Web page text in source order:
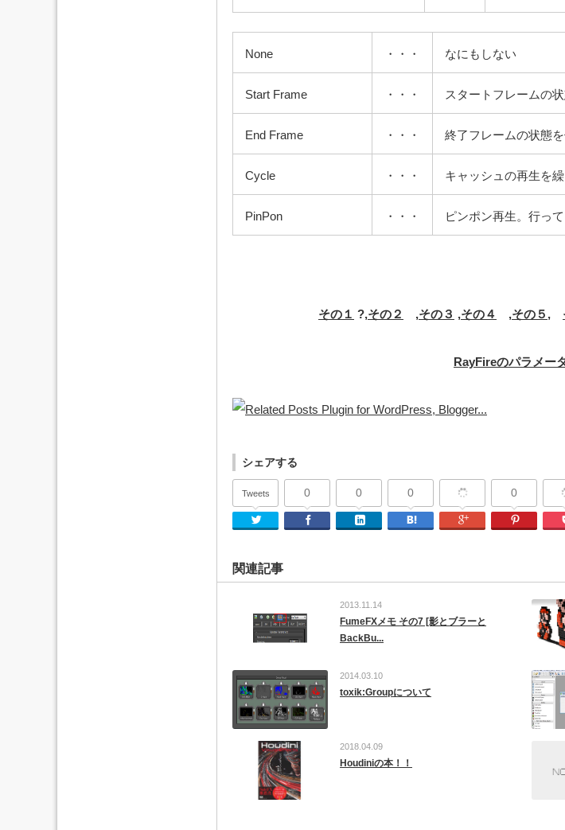
None ・・・ なにもしない
Start Frame ・・・ スタートフレームの
End Frame ・・・ 終了フレームの状態
Cycle ・・・ キャッシュの再生を
PinPon ・・・ ピンポン再生。行っ
その１ ?,その２ ,その３ ,その４ ,その５ ,
RayFireのパラメー
シェアする
Tweets
Twitter
0
Facebook
0
Linkedin
0
はてなブックマーク
Google
0
関連記事
2013.11.14
FumeFXメモ その7 [影とブラーと
BackBu...
2014.03.10
toxik:Groupについて
2018.04.09
Houdiniの本！！